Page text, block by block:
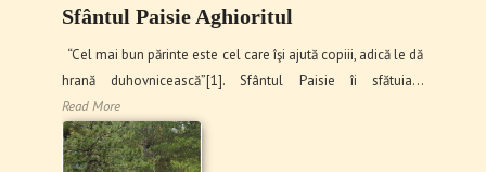
Sfântul Paisie Aghioritul
“Cel mai bun părinte este cel care îşi ajută copiii, adică le dă
hrană duhovnicească”[1]. Sfântul Paisie îi sfătuia…
Read More